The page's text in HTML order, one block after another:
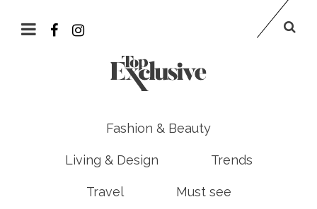
Fashion & Beauty
Living & Design Trends
Travel Must see